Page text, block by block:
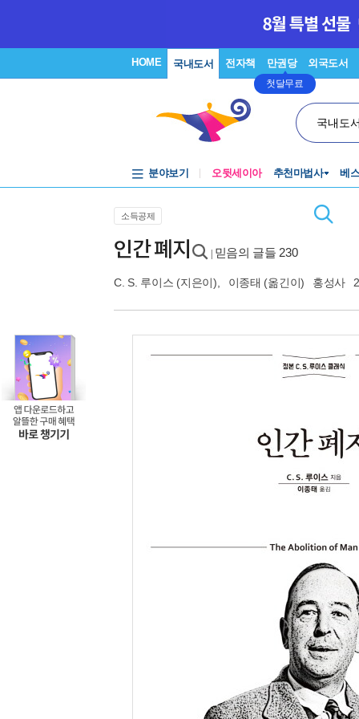
HOME 국내도서 전자책 만권당
첫달무료
외국도서
국내도
분야보기 오뒷세이아 추천마법사 베
소득공제
인간 폐지 믿음의 글들 230
C. S. 루이스 (지은이), 이종태 (옮긴이) 홍성사